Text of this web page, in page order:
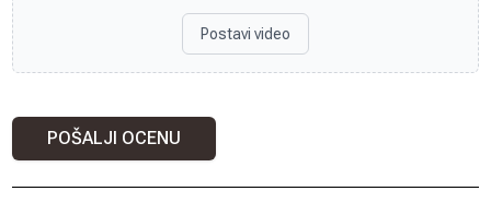
Postavi video
POŠALJI OCENU